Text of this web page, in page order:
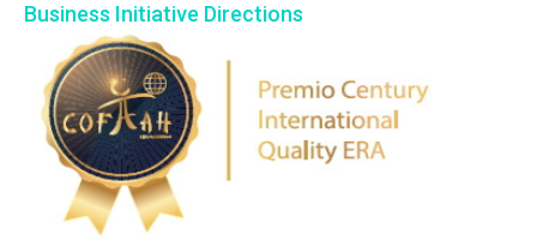
Business Initiative Directions